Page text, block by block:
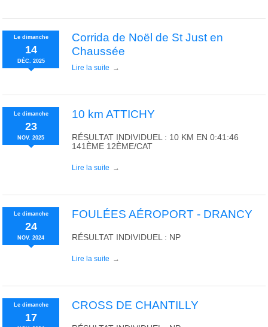
Le dimanche
14
DÉC. 2025
Corrida de Noël de St Just en
Chaussée
Lire la suite
Le dimanche
23
NOV. 2025
10 km ATTICHY
RÉSULTAT INDIVIDUEL : 10 KM EN 0:41:46
141ÈME 12ÈME/CAT
Lire la suite
Le dimanche
24
NOV. 2024
FOULÉES AÉROPORT - DRANCY
RÉSULTAT INDIVIDUEL : NP
Lire la suite
Le dimanche
17
CROSS DE CHANTILLY